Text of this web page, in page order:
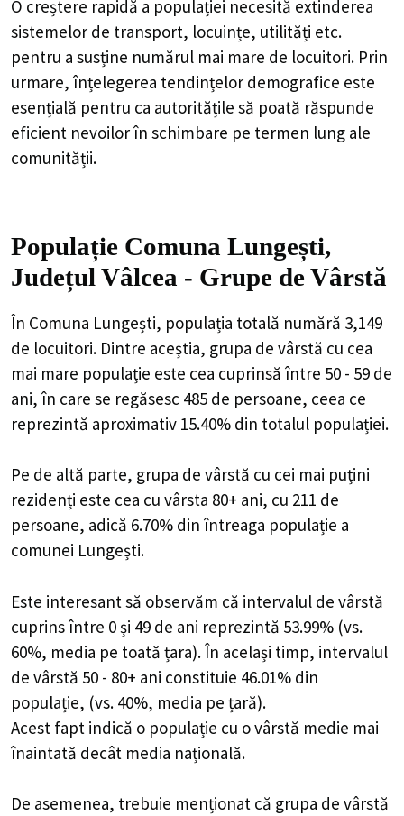
O creștere rapidă a populației necesită extinderea
sistemelor de transport, locuințe, utilități etc.
pentru a susține numărul mai mare de locuitori. Prin
urmare, înțelegerea tendințelor demografice este
esențială pentru ca autoritățile să poată răspunde
eficient nevoilor în schimbare pe termen lung ale
comunității.
Populație Comuna Lungești,
Județul Vâlcea - Grupe de Vârstă
În Comuna Lungești, populația totală numără 3,149
de locuitori. Dintre aceștia, grupa de vârstă cu cea
mai mare populație este cea cuprinsă între 50 - 59 de
ani, în care se regăsesc 485 de persoane, ceea ce
reprezintă aproximativ 15.40% din totalul populației.
Pe de altă parte, grupa de vârstă cu cei mai puțini
rezidenți este cea cu vârsta 80+ ani, cu 211 de
persoane, adică 6.70% din întreaga populație a
comunei Lungești.
Este interesant să observăm că intervalul de vârstă
cuprins între 0 și 49 de ani reprezintă 53.99% (vs.
60%, media pe toată țara). În același timp, intervalul
de vârstă 50 - 80+ ani constituie 46.01% din
populație, (vs. 40%, media pe țară).
Acest fapt indică o populație cu o vârstă medie mai
înaintată decât media națională.
De asemenea, trebuie menționat că grupa de vârstă